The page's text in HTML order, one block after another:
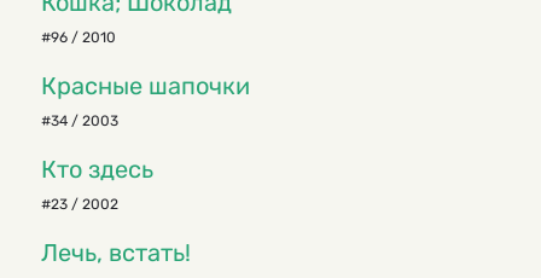
#96 / 2010
Красные шапочки
#34 / 2003
Кто здесь
#23 / 2002
Лечь, встать!